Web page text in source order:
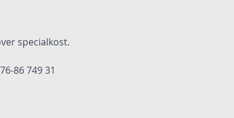
specialkost.
86 749 31